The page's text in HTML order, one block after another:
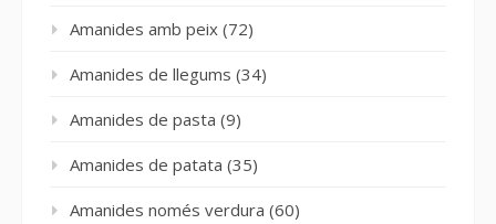
Amanides amb peix (72)
Amanides de llegums (34)
Amanides de pasta (9)
Amanides de patata (35)
Amanides només verdura (60)